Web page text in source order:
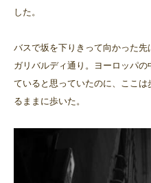
した。
バスで坂を下りきって向かった
ガリバルディ通り。ヨーロッパ
ていると思っていたのに、ここ
るままに歩いた。